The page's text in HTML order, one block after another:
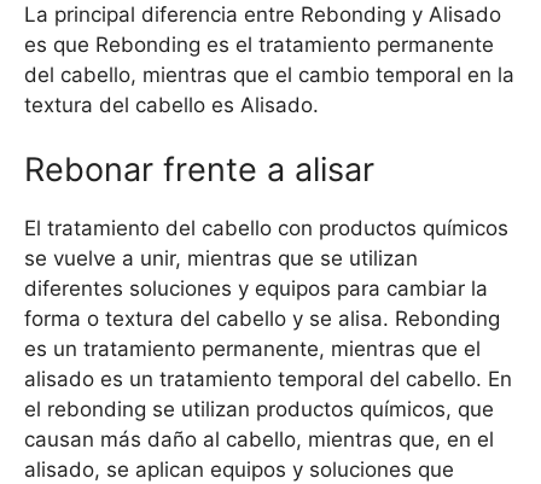
La principal diferencia entre Rebonding y Alisado
es que Rebonding es el tratamiento permanente
del cabello, mientras que el cambio temporal en la
textura del cabello es Alisado.
Rebonar frente a alisar
El tratamiento del cabello con productos químicos
se vuelve a unir, mientras que se utilizan
diferentes soluciones y equipos para cambiar la
forma o textura del cabello y se alisa. Rebonding
es un tratamiento permanente, mientras que el
alisado es un tratamiento temporal del cabello. En
el rebonding se utilizan productos químicos, que
causan más daño al cabello, mientras que, en el
alisado, se aplican equipos y soluciones que